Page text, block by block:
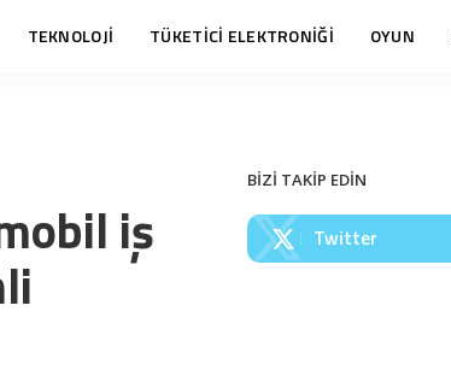
TEKNOLOJİ TÜKETİCİ ELEKTRONİĞİ OYUN
iş
BİZİ TAKİP EDİN
Twitter